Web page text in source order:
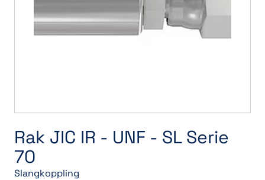
Rak JIC IR - UNF - SL Serie
70
Slangkoppling